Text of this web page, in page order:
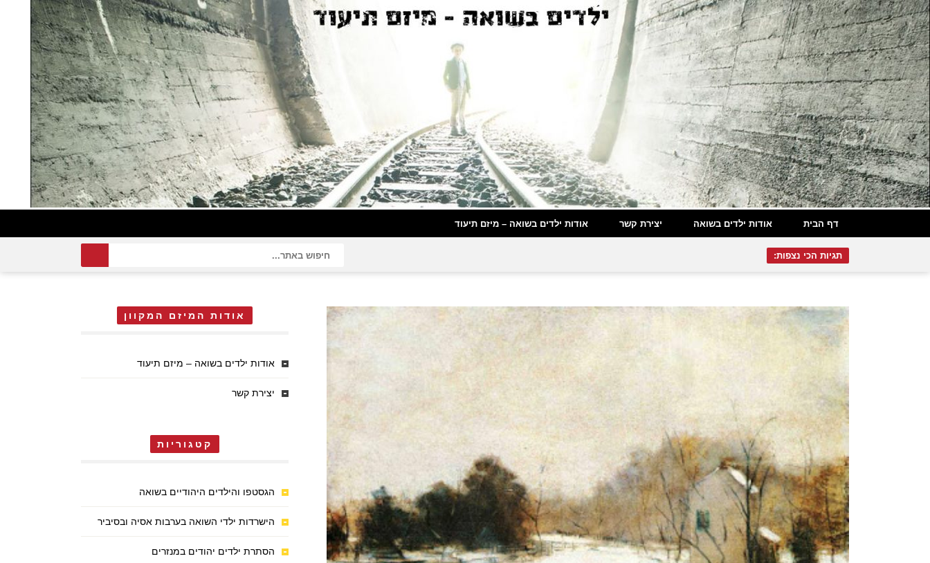
דף הבית אודות ילדים בשואה יצירת קשר אודות ילדים בשואה – מיזם תיעוד
תגיות הכי נצפות:
אודות המיזם המקוון
אודות ילדים בשואה – מיזם תיעוד
יצירת קשר
קטגוריות
הגסטפו והילדים היהודיים בשואה
הישרדות ילדי השואה בערבות אסיה ובסיביר
הסתרת ילדים יהודים במנזרים